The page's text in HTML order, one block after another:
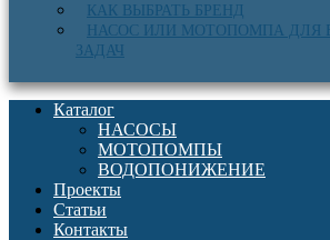
КАК ВЫБРАТЬ БРЕНД
НАСОС ИЛИ МОТОПОМПА ДЛЯ
ЗАДАЧ
Каталог
НАСОСЫ
МОТОПОМПЫ
ВОДОПОНИЖЕНИЕ
Проекты
Статьи
Контакты